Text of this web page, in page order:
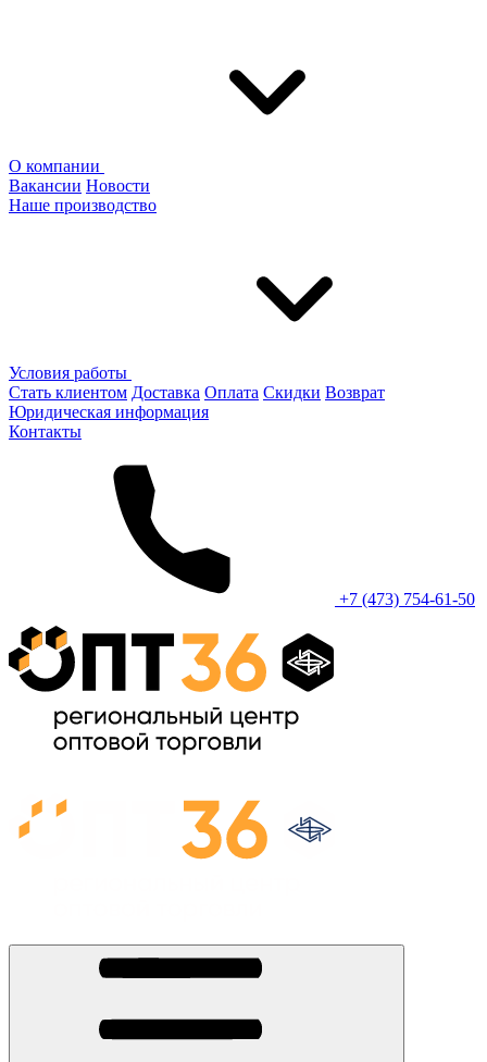
О компании
Вакансии Новости
Наше производство
Условия работы
Стать клиентом Доставка Оплата Скидки Возврат
Юридическая информация
Контакты
+7 (473) 754-61-50